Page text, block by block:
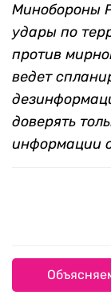
Минобороны
удары по
против
ведет
доверять
информации